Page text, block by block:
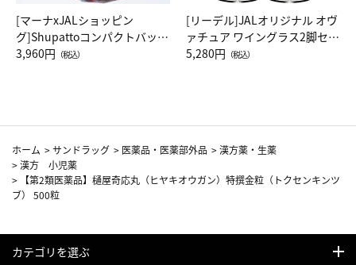
[マーナxJALショッピン
グ]Shupattoコンパクトバッグ
Drop JAL客室乗務員（LC）ス
3,960円 （税込）
[リーデル]JALオリジナル オヴ
ァチュア ワイングラス2脚セッ
ト（レッドワイン）
5,280円 （税込）
ホーム >サンドラッグ > 医薬品・医薬部外品 >漢方薬・生薬
>漢方 小児薬
>
【第2類医薬品】樋屋奇応丸（ヒヤキオウガン）特撰金粒（トクセンキンツ
ブ） 500粒
カテゴリを選ぶ